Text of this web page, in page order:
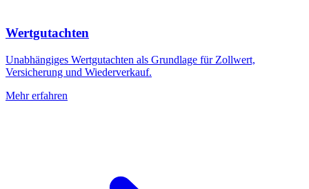
Wertgutachten
Unabhängiges Wertgutachten als Grundlage für Zollwert,
Versicherung und Wiederverkauf.
Mehr erfahren